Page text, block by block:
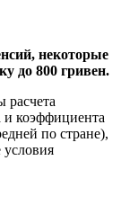
некоторые
до 800 гривен.
расчета
и коэффициента
по стране),